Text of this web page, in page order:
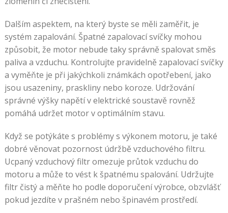
Dalším aspektem, na který byste se měli zaměřit, je
systém zapalování. Špatné zapalovací svíčky mohou
způsobit, že motor nebude taky správně spalovat směs
paliva a vzduchu. Kontrolujte pravidelně zapalovací svíčky
a vyměňte je při jakýchkoli známkách opotřebení, jako
jsou usazeniny, praskliny nebo koroze. Udržování
správné výšky napětí v elektrické soustavě rovněž
pomáhá udržet motor v optimálním stavu.
Když se potýkáte s problémy s výkonem motoru, je také
dobré věnovat pozornost údržbě vzduchového filtru.
Ucpaný vzduchový filtr omezuje průtok vzduchu do
motoru a může to vést k špatnému spalování. Udržujte
filtr čistý a měňte ho podle doporučení výrobce, obzvlášť
pokud jezdíte v prašném nebo špinavém prostředí.